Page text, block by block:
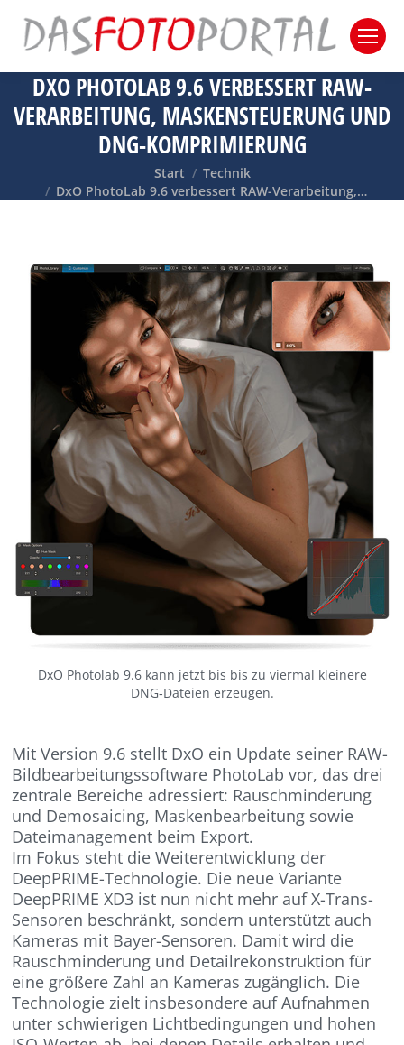
DXO PHOTOLAB 9.6 VERBESSERT RAW-
VERARBEITUNG, MASKENSTEUERUNG UND
DNG-KOMPRIMIERUNG
Sie befinden sich hier:
Start
Technik
DxO PhotoLab 9.6 verbessert RAW-Verarbeitung,…
DxO Photolab 9.6 kann jetzt bis bis zu viermal kleinere
DNG‑Dateien erzeugen.
Mit Version 9.6 stellt DxO ein Update seiner RAW-
Bildbearbeitungssoftware PhotoLab vor, das drei
zentrale Bereiche adressiert: Rauschminderung
und Demosaicing, Maskenbearbeitung sowie
Dateimanagement beim Export.
Im Fokus steht die Weiterentwicklung der
DeepPRIME-Technologie. Die neue Variante
DeepPRIME XD3 ist nun nicht mehr auf X-Trans-
Sensoren beschränkt, sondern unterstützt auch
Kameras mit Bayer-Sensoren. Damit wird die
Rauschminderung und Detailrekonstruktion für
eine größere Zahl an Kameras zugänglich. Die
Technologie zielt insbesondere auf Aufnahmen
unter schwierigen Lichtbedingungen und hohen